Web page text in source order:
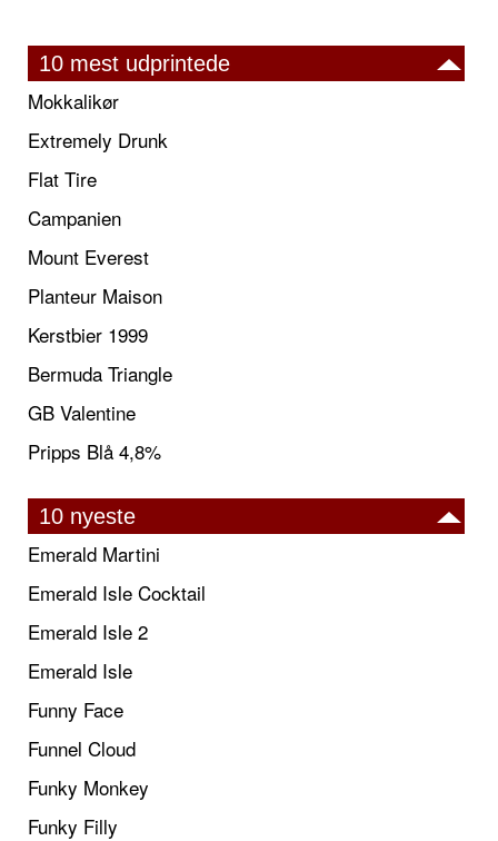
10 mest udprintede
Mokkalikør
Extremely Drunk
Flat Tire
Campanien
Mount Everest
Planteur Maison
Kerstbier 1999
Bermuda Triangle
GB Valentine
Pripps Blå 4,8%
10 nyeste
Emerald Martini
Emerald Isle Cocktail
Emerald Isle 2
Emerald Isle
Funny Face
Funnel Cloud
Funky Monkey
Funky Filly